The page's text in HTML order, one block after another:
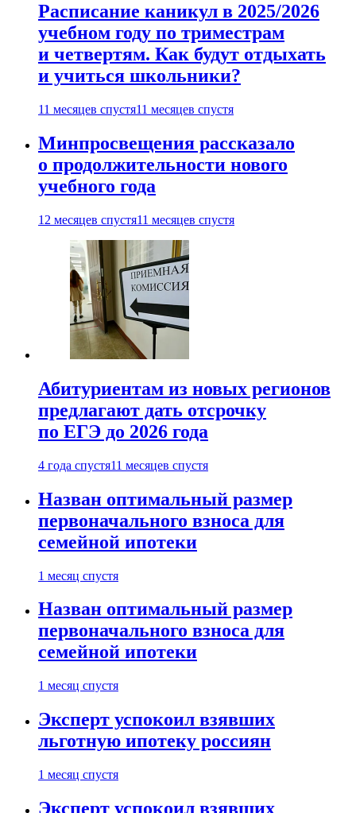
Расписание каникул в 2025/2026
учебном году по триместрам
и четвертям. Как будут отдыхать
и учиться школьники?
11 месяцев спустя11 месяцев спустя
Минпросвещения рассказало
о продолжительности нового
учебного года
12 месяцев спустя11 месяцев спустя
Абитуриентам из новых регионов
предлагают дать отсрочку
по ЕГЭ до 2026 года
4 года спустя11 месяцев спустя
Назван оптимальный размер
первоначального взноса для
семейной ипотеки
1 месяц спустя
Назван оптимальный размер
первоначального взноса для
семейной ипотеки
1 месяц спустя
Эксперт успокоил взявших
льготную ипотеку россиян
1 месяц спустя
Эксперт успокоил взявших